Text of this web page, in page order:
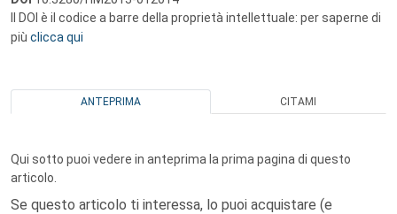
Il DOI è il codice a barre della proprietà intellettuale: per saperne di
più clicca qui
ANTEPRIMA CITAMI
Qui sotto puoi vedere in anteprima la prima pagina di questo
articolo.
Se questo articolo ti interessa, lo puoi acquistare (e